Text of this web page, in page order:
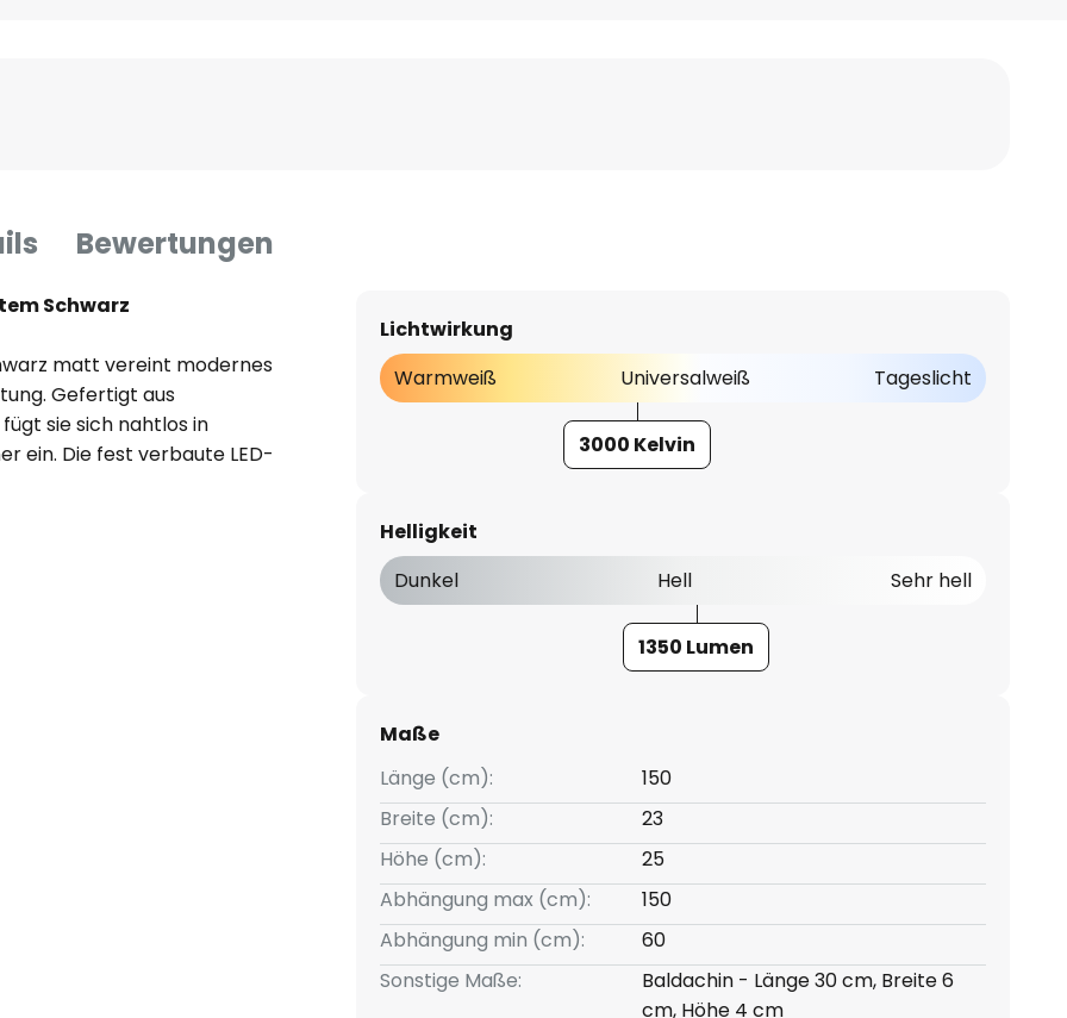
Bewertungen
Schwarz
matt vereint modernes
Gefertigt aus
sie sich nahtlos in
ein. Die fest verbaute LED-
Lichtwirkung
Warmweiß
Universalweiß Tageslicht
3000 Kelvin
Helligkeit
Dunkel
Hell Sehr hell
1350 Lumen
Maße
Länge (cm):
150
Breite (cm):
23
Höhe (cm):
25
Abhängung max (cm):
150
Abhängung min (cm):
60
Sonstige Maße:
Baldachin - Länge 30 cm, Breite 6
cm, Höhe 4 cm